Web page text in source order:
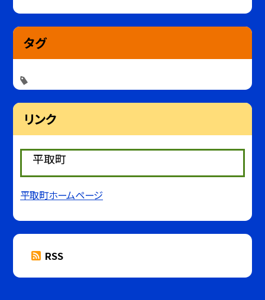
タグ
リンク
平取町
平取町ホームページ
RSS